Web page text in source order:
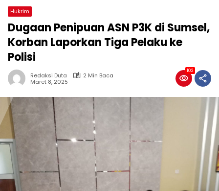
Hukrim
Dugaan Penipuan ASN P3K di Sumsel,
Korban Laporkan Tiga Pelaku ke
Polisi
Redaksi Duta
2 Min Baca
Maret 8, 2025
102